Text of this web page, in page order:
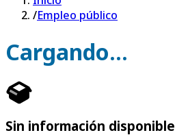
/Empleo público
Cargando...
Sin información disponible